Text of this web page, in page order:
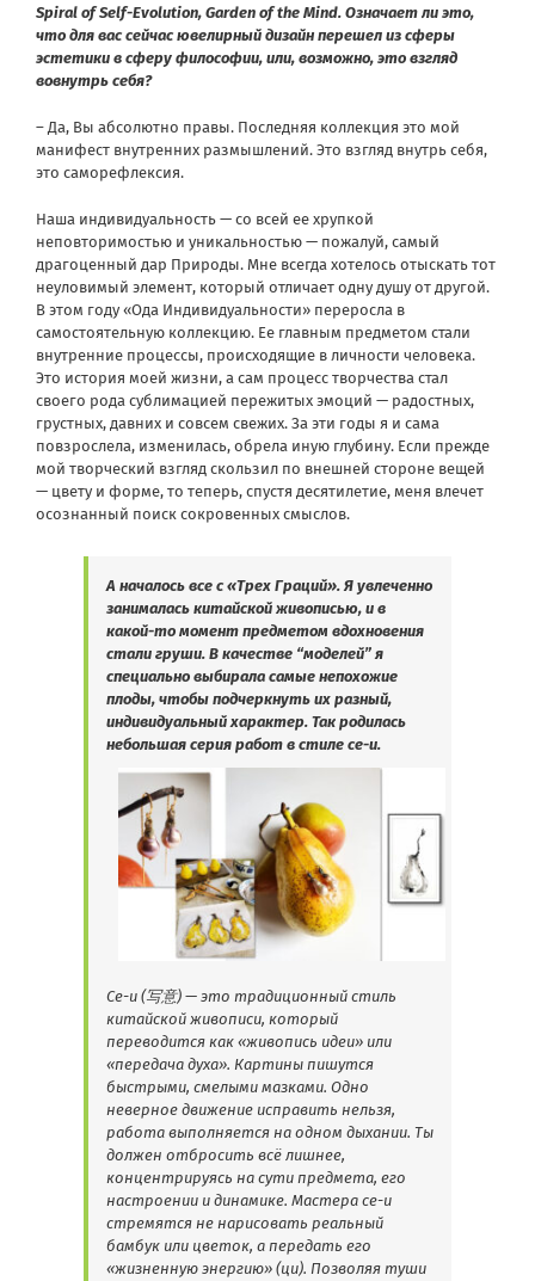
Spiral of Self-Evolution, Garden of the Mind. Означает ли это,
что для вас сейчас ювелирный дизайн перешел из сферы
эстетики в сферу философии, или, возможно, это взгляд
вовнутрь себя?
– Да, Вы абсолютно правы. Последняя коллекция это мой
манифест внутренних размышлений. Это взгляд внутрь себя,
это саморефлексия.
Наша индивидуальность — со всей ее хрупкой
неповторимостью и уникальностью — пожалуй, самый
драгоценный дар Природы. Мне всегда хотелось отыскать тот
неуловимый элемент, который отличает одну душу от другой.
В этом году «Ода Индивидуальности» переросла в
самостоятельную коллекцию. Ее главным предметом стали
внутренние процессы, происходящие в личности человека.
Это история моей жизни, а сам процесс творчества стал
своего рода сублимацией пережитых эмоций — радостных,
грустных, давних и совсем свежих. За эти годы я и сама
повзрослела, изменилась, обрела иную глубину. Если прежде
мой творческий взгляд скользил по внешней стороне вещей
— цвету и форме, то теперь, спустя десятилетие, меня влечет
осознанный поиск сокровенных смыслов.
А началось все с «Трех Граций». Я увлеченно
занималась китайской живописью, и в
какой-то момент предметом вдохновения
стали груши. В качестве “моделей” я
специально выбирала самые непохожие
плоды, чтобы подчеркнуть их разный,
индивидуальный характер. Так родилась
небольшая серия работ в стиле се-и.
Се-и (写意) — это традиционный стиль
китайской живописи, который
переводится как «живопись идеи» или
«передача духа». Картины пишутся
быстрыми, смелыми мазками. Одно
неверное движение исправить нельзя,
работа выполняется на одном дыхании. Ты
должен отбросить всё лишнее,
концентрируясь на сути предмета, его
настроении и динамике. Мастера се-и
стремятся не нарисовать реальный
бамбук или цветок, а передать его
«жизненную энергию» (ци). Позволяя туши